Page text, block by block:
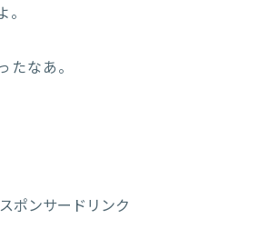
たなあ。
スポンサードリンク